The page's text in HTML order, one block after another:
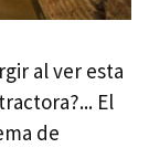
al ver esta
El
de